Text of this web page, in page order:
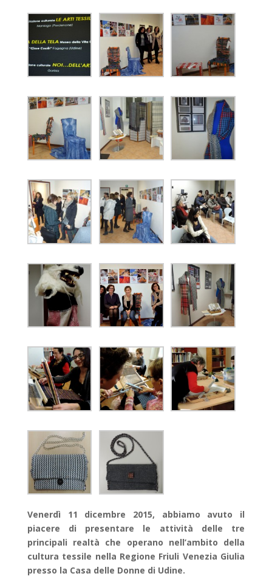
Venerdì 11 dicembre 2015, abbiamo avuto il
piacere di presentare le attività delle tre
principali realtà che operano nell’ambito della
cultura tessile nella Regione Friuli Venezia Giulia
presso la Casa delle Donne di Udine.